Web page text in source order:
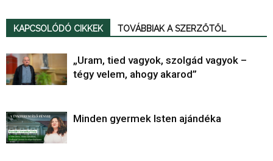
KAPCSOLÓDÓ CIKKEK TOVÁBBIAK A SZERZŐTŐL
„Uram, tied vagyok, szolgád vagyok –
tégy velem, ahogy akarod”
Minden gyermek Isten ajándéka